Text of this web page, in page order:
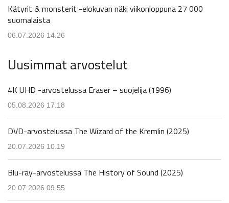
Kätyrit & monsterit -elokuvan näki viikonloppuna 27 000
suomalaista
06.07.2026 14.26
Uusimmat arvostelut
4K UHD -arvostelussa Eraser – suojelija (1996)
05.08.2026 17.18
DVD-arvostelussa The Wizard of the Kremlin (2025)
20.07.2026 10.19
Blu-ray-arvostelussa The History of Sound (2025)
20.07.2026 09.55